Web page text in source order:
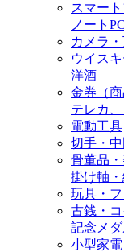
スマート
ノート
カメラ
ウイス
洋酒
金券（
テレカ
電動工具
切手・
骨董品・
掛け軸
玩具・
古銭・コ
記念メ
小型家電